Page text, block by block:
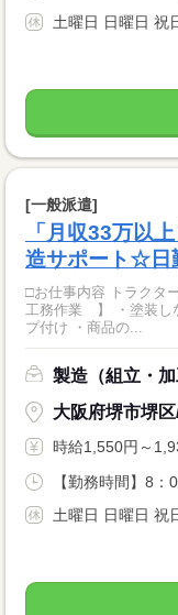
土曜日 日曜日 祝
[一般派遣]
「月収33万以
造サポート☆日
□お仕事内容 トラクターなどの農機具を製造している工場☆彡 【
工務作業 】 ・塗装し
プ付け ・商品の...
製造（組立・加
大阪府堺市堺
時給1,550円～
【勤務時間】8：
土曜日 日曜日 祝